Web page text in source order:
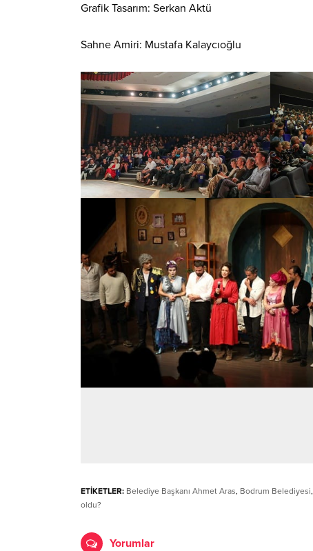
Grafik Tasarım: Serkan Aktü
Sahne Amiri: Mustafa Kalaycıoğlu
ETİKETLER: Belediye Başkanı Ahmet Aras, Bodrum Belediyesi,
oldu?
Yorumlar